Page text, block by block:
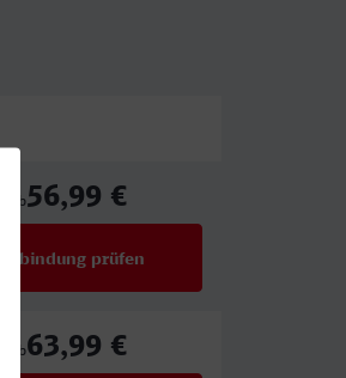
ab56,99 €
Verbindung prüfen
ab63,99 €